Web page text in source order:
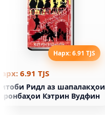
Нарх: 6.91 TJS
6.91 TJS
Ридл аз шапалакҳои
Кэтрин Вудфин